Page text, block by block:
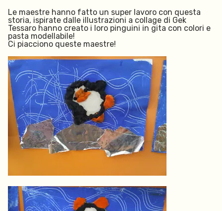
Le maestre hanno fatto un super lavoro con questa
storia, ispirate dalle illustrazioni a collage di Gek
Tessaro hanno creato i loro pinguini in gita con colori e
pasta modellabile!
Ci piacciono queste maestre!